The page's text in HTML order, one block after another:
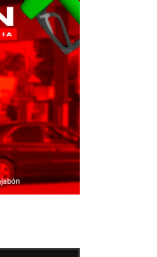
viaje ilegal...